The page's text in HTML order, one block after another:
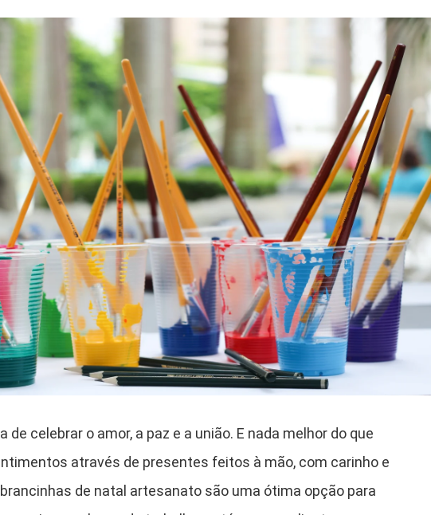
de celebrar o amor, a paz e a união. E nada melhor do que
através de presentes feitos à mão, com carinho e
de natal artesanato são uma ótima opção para